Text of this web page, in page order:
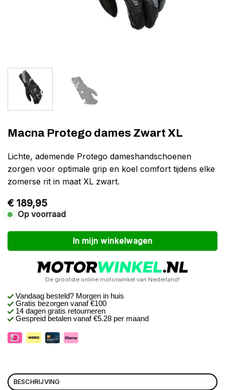
Macna Protego dames Zwart XL
Lichte, ademende Protego dameshandschoenen
zorgen voor optimale grip en koel comfort tijdens elke
zomerse rit in maat XL zwart.
€ 189,95
Op voorraad
In mijn winkelwagen
De grootste online motorwinkel van Nederland!
Vandaag besteld? Morgen in huis
Gratis bezorgen vanaf €100
14 dagen gratis retourneren
Gespreid betalen vanaf €5.28 per maand
BESCHRIJVING